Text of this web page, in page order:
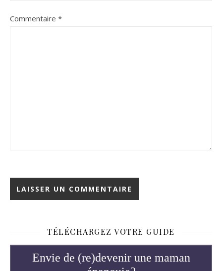
Commentaire *
TÉLÉCHARGEZ VOTRE GUIDE